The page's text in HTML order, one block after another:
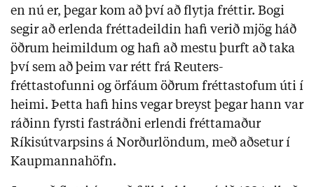
en nú er, þegar kom að því að flytja fréttir. Bogi
segir að erlenda fréttadeildin hafi verið mjög háð
öðrum heimildum og hafi að mestu þurft að taka
því sem að þeim var rétt frá Reuters-
fréttastofunni og örfáum öðrum fréttastofum úti í
heimi. Þetta hafi hins vegar breyst þegar hann var
ráðinn fyrsti fastráðni erlendi fréttamaður
Ríkisútvarpsins á Norðurlöndum, með aðsetur í
Kaupmannahöfn.